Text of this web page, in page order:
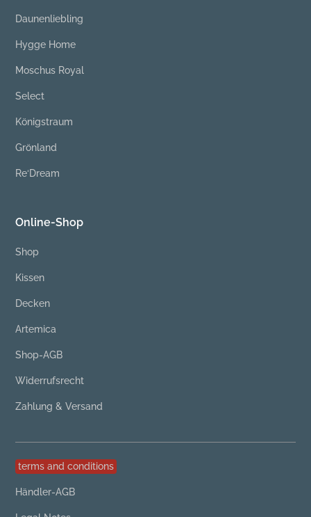
Daunenliebling
Hygge Home
Moschus Royal
Select
Königstraum
Grönland
Re‘Dream
Online-Shop
Shop
Kissen
Decken
Artemica
Shop-AGB
Widerrufsrecht
Zahlung & Versand
terms and conditions
Händler-AGB